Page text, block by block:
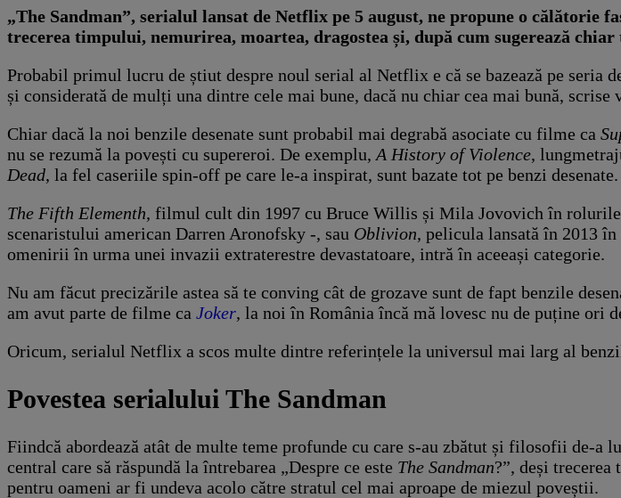
„The Sandman”, serialul lansat de Netflix pe 5 august, ne propune o
trecerea timpului, nemurirea, moartea, dragostea și, după cum sugerează
Probabil primul lucru de știut despre noul serial al Netflix e că se bazează pe seria
și considerată de mulți una dintre cele mai bune, dacă nu chiar cea mai bună, scrise
Chiar dacă la noi benzile desenate sunt probabil mai degrabă asociate cu filme ca
nu se rezumă la povești cu supereroi. De exemplu, A History of Violence,
Dead, la fel caseriile spin-off pe care le-a inspirat, sunt bazate tot pe benzi desenate.
The Fifth Elementh, filmul cult din 1997 cu Bruce Willis și Mila Jovovich în
scenaristului american Darren Aronofsky -, sau Oblivion, pelicula lansată în 2013
omenirii în urma unei invazii extraterestre devastatoare, intră în aceeași categorie.
Nu am făcut precizările astea să te conving cât de grozave sunt de fapt benzile
am avut parte de filme ca Joker, la noi în România încă mă lovesc nu de puține ori
Oricum, serialul Netflix a scos multe dintre referințele la universul mai larg al
Povestea serialului The Sandman
Fiindcă abordează atât de multe teme profunde cu care s-au zbătut și filosofii de-
central care să răspundă la întrebarea „Despre ce este The Sandman?”, deși
pentru oameni ar fi undeva acolo către stratul cel mai aproape de miezul poveștii.